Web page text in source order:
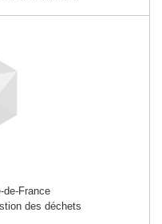
de-France
des déchets